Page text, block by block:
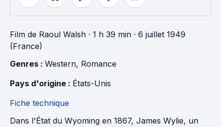
Film de Raoul Walsh · 1 h 39 min · 6 juillet 1949
(France)
Genres : Western, Romance
Pays d'origine : États-Unis
Fiche technique
Dans l'État du Wyoming en 1867, James Wylie, un